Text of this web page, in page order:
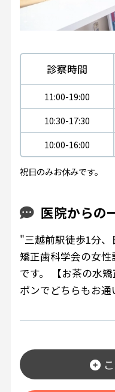
診察時間
11:00-19:00
10:30-17:30
10:00-16:00
祝日のみお休みです。
医院からの
"三越前駅徒歩1分
矯正歯科学会の女
です。 【お茶の水
ポンでどちらもお通